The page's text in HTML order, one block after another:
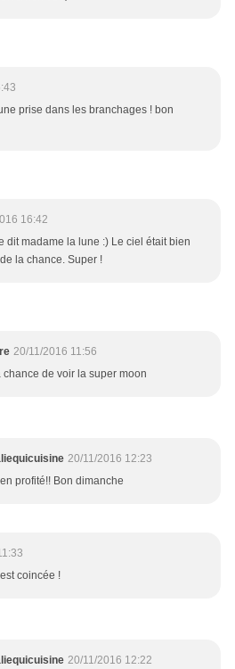
prise dans les branchages ! bon
16:42
dit madame la lune :) Le ciel était bien
la chance. Super !
20/11/2016 11:56
de voir la super moon
20/11/2016 12:23
profité!! Bon dimanche
coincée !
20/11/2016 12:22